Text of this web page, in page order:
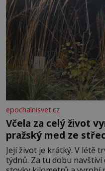
epochalnisvet.cz
Včela za celý život
pražský med ze
Její život je krátký. V létě
týdnů. Za tu dobu